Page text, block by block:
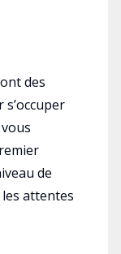
des
de
attentes